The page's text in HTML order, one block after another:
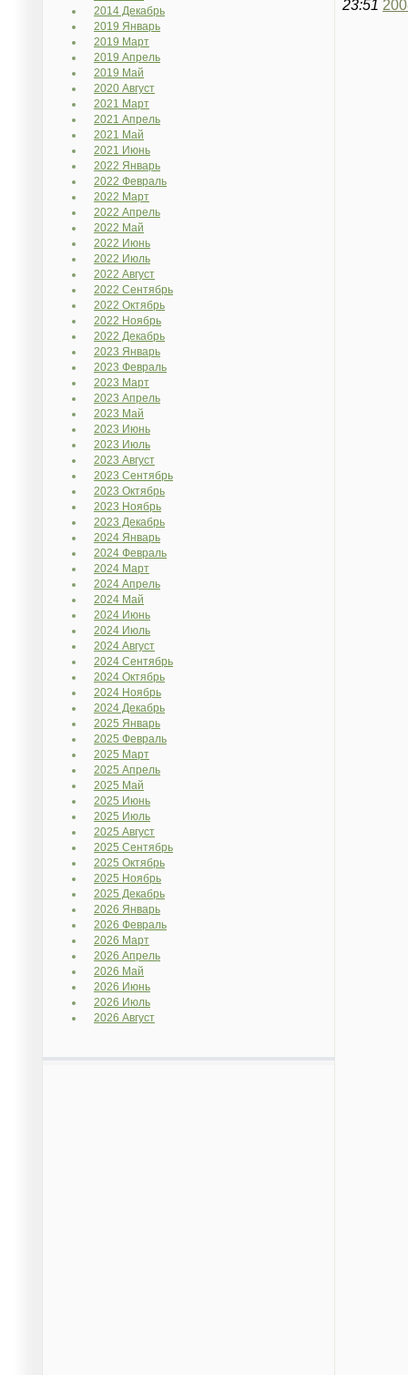
2014 Декабрь
2019 Январь
2019 Март
2019 Апрель
2019 Май
2020 Август
2021 Март
2021 Апрель
2021 Май
2021 Июнь
2022 Январь
2022 Февраль
2022 Март
2022 Апрель
2022 Май
2022 Июнь
2022 Июль
2022 Август
2022 Сентябрь
2022 Октябрь
2022 Ноябрь
2022 Декабрь
2023 Январь
2023 Февраль
2023 Март
2023 Апрель
2023 Май
2023 Июнь
2023 Июль
2023 Август
2023 Сентябрь
2023 Октябрь
2023 Ноябрь
2023 Декабрь
2024 Январь
2024 Февраль
2024 Март
2024 Апрель
2024 Май
2024 Июнь
2024 Июль
2024 Август
2024 Сентябрь
2024 Октябрь
2024 Ноябрь
2024 Декабрь
2025 Январь
2025 Февраль
2025 Март
2025 Апрель
2025 Май
2025 Июнь
2025 Июль
2025 Август
2025 Сентябрь
2025 Октябрь
2025 Ноябрь
2025 Декабрь
2026 Январь
2026 Февраль
2026 Март
2026 Апрель
2026 Май
2026 Июнь
2026 Июль
2026 Август
23:51